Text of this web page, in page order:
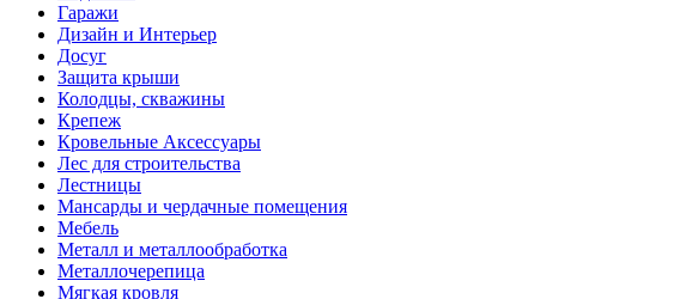
Гаражи
Дизайн и Интерьер
Досуг
Защита крыши
Колодцы, скважины
Крепеж
Кровельные Аксессуары
Лес для строительства
Лестницы
Мансарды и чердачные помещения
Мебель
Металл и металлообработка
Металлочерепица
Мягкая кровля